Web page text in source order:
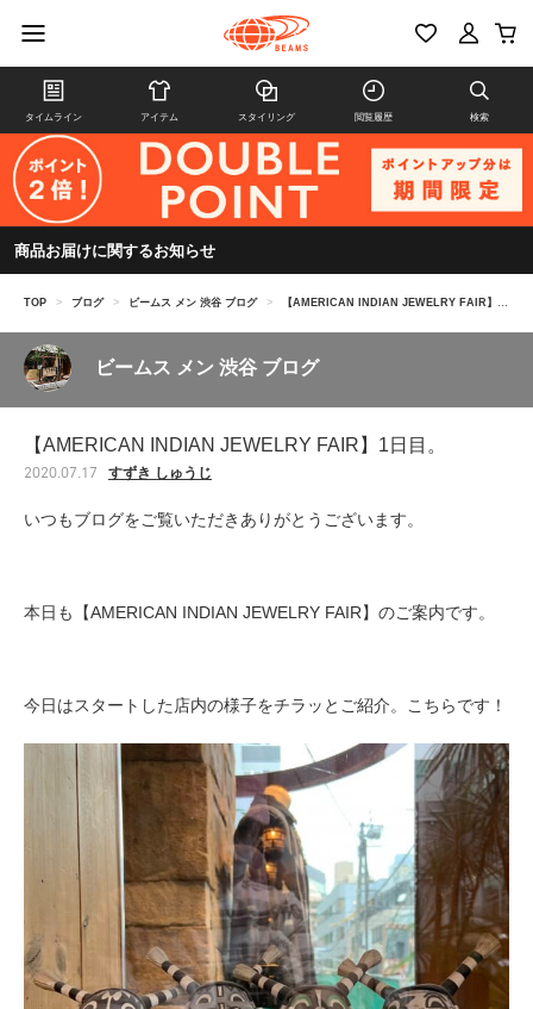
タイムライン アイテム スタイリング 閲覧履歴 検索
商品お届けに関するお知らせ
TOP > ブログ > ビームス メン 渋谷 ブログ > 【AMERICAN INDIAN JEWELRY FAIR】1日目。
ビームス メン 渋谷 ブログ
【AMERICAN INDIAN JEWELRY FAIR】1日目。
2020.07.17 すずき しゅうじ
いつもブログをご覧いただきありがとうございます。
本日も【AMERICAN INDIAN JEWELRY FAIR】のご案内です。
今日はスタートした店内の様子をチラッとご紹介。 こちらです！